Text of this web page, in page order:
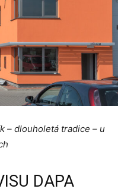
– dlouholetá tradice – u
DAPA